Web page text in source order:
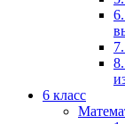
6 класс